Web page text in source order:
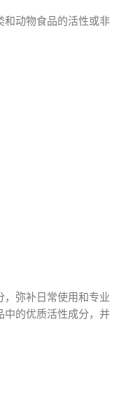
和动物食品的活性或非
弥补日常使用和专业
中的优质活性成分，并